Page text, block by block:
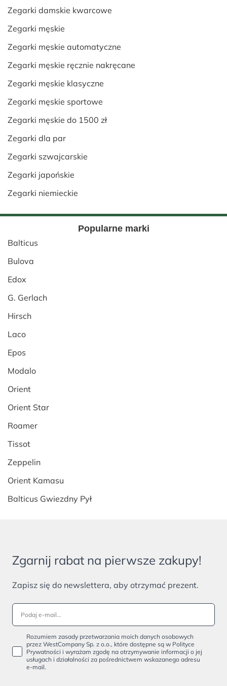
Zegarki damskie kwarcowe
Zegarki męskie
Zegarki męskie automatyczne
Zegarki męskie ręcznie nakręcane
Zegarki męskie klasyczne
Zegarki męskie sportowe
Zegarki męskie do 1500 zł
Zegarki dla par
Zegarki szwajcarskie
Zegarki japońskie
Zegarki niemieckie
Popularne marki
Balticus
Bulova
Edox
G. Gerlach
Hirsch
Laco
Epos
Modalo
Orient
Orient Star
Roamer
Tissot
Zeppelin
Orient Kamasu
Balticus Gwiezdny Pył
Zgarnij rabat na pierwsze zakupy!
Zapisz się do newslettera, aby otrzymać prezent.
Rozumiem zasady przetwarzania moich danych osobowych
przez WestCompany Sp. z o.o., które dostępne są w Polityce
Prywatności i wyrażam zgodę na otrzymywanie informacji o jej
usługach i działalności za pośrednictwem wskazanego adresu
e-mail.